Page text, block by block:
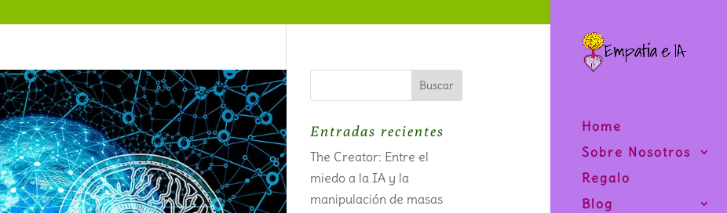
Home
Sobre Nosotros
Regalo
Blog
Entradas recientes
The Creator: Entre el
miedo a la IA y la
manipulación de masas